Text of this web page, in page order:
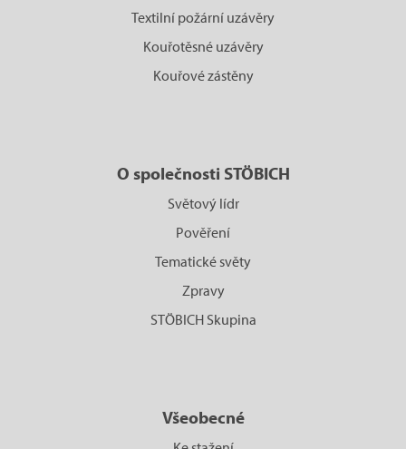
Textilní požární uzávěry
Kouřotěsné uzávěry
Kouřové zástěny
O společnosti STÖBICH
Světový lídr
Pověření
Tematické světy
Zpravy
STÖBICH Skupina
Všeobecné